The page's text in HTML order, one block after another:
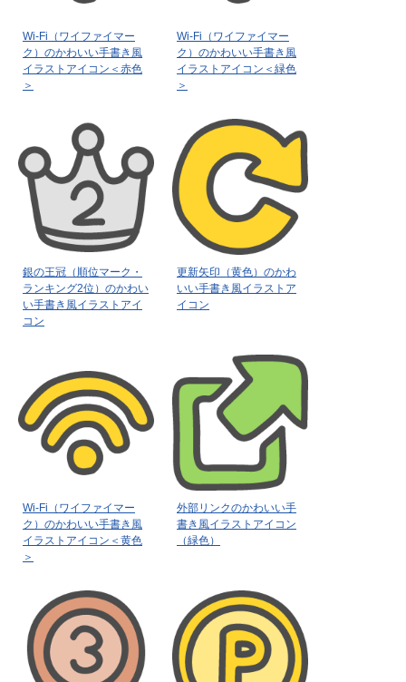
Wi-Fi（ワイファイマー
ク）のかわいい手書き風
イラストアイコン＜赤色
＞
Wi-Fi（ワイファイマー
ク）のかわいい手書き風
イラストアイコン＜緑色
＞
銀の王冠（順位マーク・
ランキング2位）のかわい
い手書き風イラストアイ
コン
更新矢印（黄色）のかわ
いい手書き風イラストア
イコン
Wi-Fi（ワイファイマー
ク）のかわいい手書き風
イラストアイコン＜黄色
＞
外部リンクのかわいい手
書き風イラストアイコン
（緑色）